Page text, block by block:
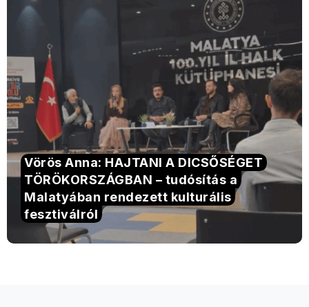
Vörös Anna: HAJTANI A DICSŐSÉGET
TÖRÖKORSZÁGBAN – tudósítás a
Malatyában rendezett kulturális
fesztiválról